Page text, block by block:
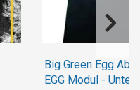
Big Green Egg
EGG Modul -